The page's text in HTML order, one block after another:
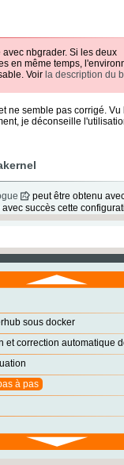
nbgrader. Si les deux
en même temps,
Voir la description du
ne semble pas corrigé. Vu
je déconseille
peut être obtenu
avec succès cette
sous docker
et correction automatique
à pas